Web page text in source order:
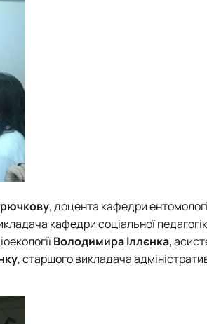
, доцента кафедри
кафедри соціальної
Володимира Іллєнка,
, старшого викладача